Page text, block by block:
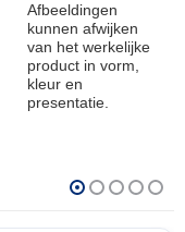
Afbeeldingen
kunnen afwijken
van het werkelijke
product in vorm,
kleur en
presentatie.